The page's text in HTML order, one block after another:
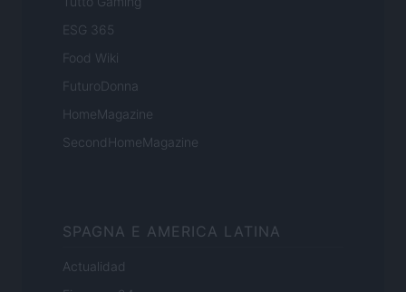
ESG 365
Food Wiki
FuturoDonna
HomeMagazine
SecondHomeMagazine
SPAGNA E AMERICA LATINA
Actualidad